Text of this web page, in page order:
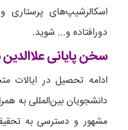
اسکالرشیپ‌های پرستاری
دورافتاده و... شوید.
سخن پایانی
ادامه تحصیل در ایالات
دانشجویان بین‌المللی به
مشهور و دسترسی به